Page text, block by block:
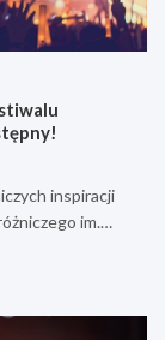
inspiracji
im.…